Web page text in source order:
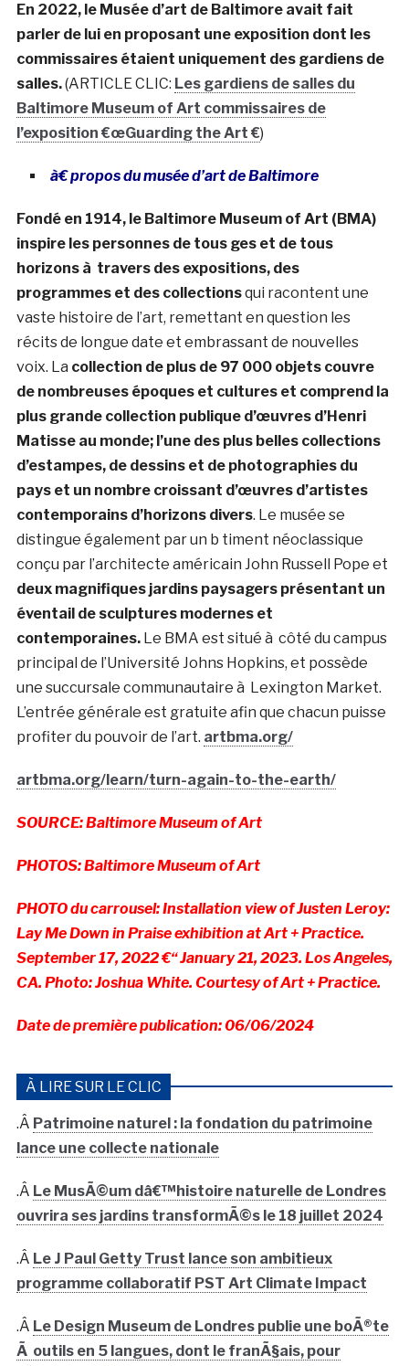
En 2022, le Musée d’art de Baltimore avait fait
parler de lui en proposant une exposition dont les
commissaires étaient uniquement des gardiens de
salles.(ARTICLE CLIC: Les gardiens de salles du
Baltimore Museum of Art commissaires de
l’exposition €œGuarding the Art €)
à€ propos du musée d’art de Baltimore
Fondé en 1914, le Baltimore Museum of Art (BMA)
inspire les personnes de tous ges et de tous
horizons à travers des expositions, des
programmes et des collectionsqui racontent une
vaste histoire de l’art, remettant en question les
récits de longue date et embrassant de nouvelles
voix. La collection de plus de 97 000 objets couvre
de nombreuses époques et cultures et comprend la
plus grande collection publique d’œuvres d’Henri
Matisse au monde; l’une des plus belles collections
d’estampes, de dessins et de photographies du
pays et un nombre croissant d’œuvres d’artistes
contemporains d’horizons divers. Le musée se
distingue également par un b timent néoclassique
conçu par l’architecte américain John Russell Pope et
deux magnifiques jardins paysagers présentant un
éventail de sculptures modernes et
contemporaines.Le BMA est situé à côté du campus
principal de l’Université Johns Hopkins, et possède
une succursale communautaire à Lexington Market.
L’entrée générale est gratuite afin que chacun puisse
profiter du pouvoir de l’art. artbma.org/
artbma.org/learn/turn-again-to-the-earth/
SOURCE: Baltimore Museum of Art
PHOTOS: Baltimore Museum of Art
PHOTO du carrousel: Installation view of Justen Leroy:
Lay Me Down in Praise exhibition at Art + Practice.
September 17, 2022 €“ January 21, 2023. Los Angeles,
CA. Photo: Joshua White. Courtesy of Art + Practice.
Date de première publication: 06/06/2024
À LIRE SUR LE CLIC
.Â Patrimoine naturel : la fondation du patrimoine
lance une collecte nationale
.Â Le MusÃ©um dâ€™histoire naturelle de Londres
ouvrira ses jardins transformÃ©s le 18 juillet 2024
.Â Le J Paul Getty Trust lance son ambitieux
programme collaboratif PST Art Climate Impact
.Â Le Design Museum de Londres publie une boÃ®te
Ã outils en 5 langues, dont le franÃ§ais, pour